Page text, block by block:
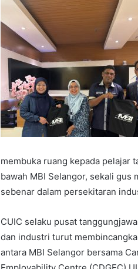
membuka ruang kepada pelajar
bawah MBI Selangor, sekali
sebenar dalam persekitaran
CUIC selaku pusat
dan industri turut
antara MBI Selangor bersama